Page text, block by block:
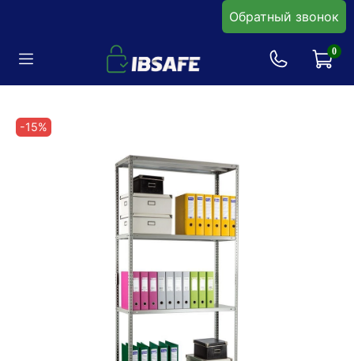
Обратный звонок
0
-15%